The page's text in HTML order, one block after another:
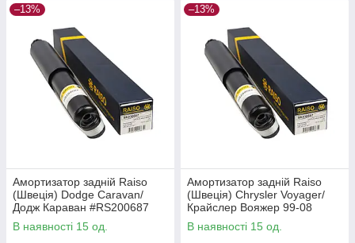
–13%
Амортизатор задній Raiso
(Швеція) Dodge Caravan/
Додж Караван #RS200687
UAKHNFL17
В наявності 15 од.
–13%
Амортизатор задній Raiso
(Швеція) Chrysler Voyager/
Крайслер Вояжер 99-08
#RS200687 UANWSFO17
В наявності 15 од.